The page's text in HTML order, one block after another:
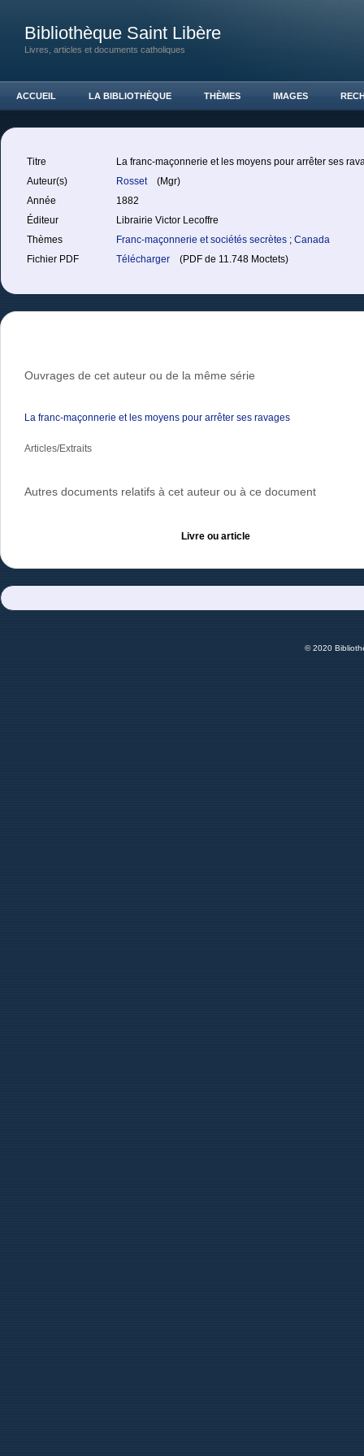
Bibliothèque Saint Libère
Livres, articles et documents catholiques
ACCUEIL LA BIBLIOTHÈQUE THÈMES IMAGES
Titre
La franc-maçonnerie et les moyens pour arrêter ses
Auteur(s)
Rosset
(Mgr)
Année
1882
Éditeur
Librairie Victor Lecoffre
Thèmes
Franc-maçonnerie et sociétés secrètes ; Canada
Fichier PDF
Télécharger (PDF de 11.748 Moctets)
Ouvrages de cet auteur ou de la même série
La franc-maçonnerie et les moyens pour arrêter ses ravages
Articles/Extraits
Autres documents relatifs à cet auteur ou à ce document
Livre ou article
© 2020